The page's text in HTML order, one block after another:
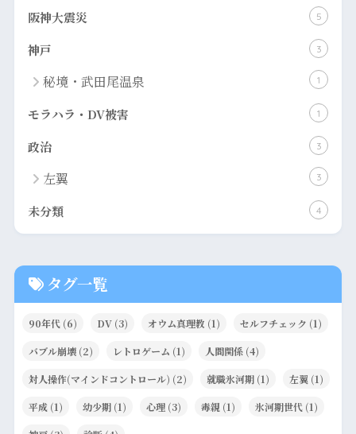
阪神大震災 5
神戸 3
秘境・武田尾温泉 1
モラハラ・DV被害 1
政治 3
左翼 3
未分類 4
タグ一覧
90年代(6) DV(3) オウム真理教 (1) セルフチェック (1)
バブル崩壊(2) レトロゲーム (1) 人間関係(4)
対人操作(マインドコントロール) (2) 就職氷河期(1) 左翼(1)
平成(1) 幼少期(1) 心理(3) 毒親(1) 氷河期世代(1)